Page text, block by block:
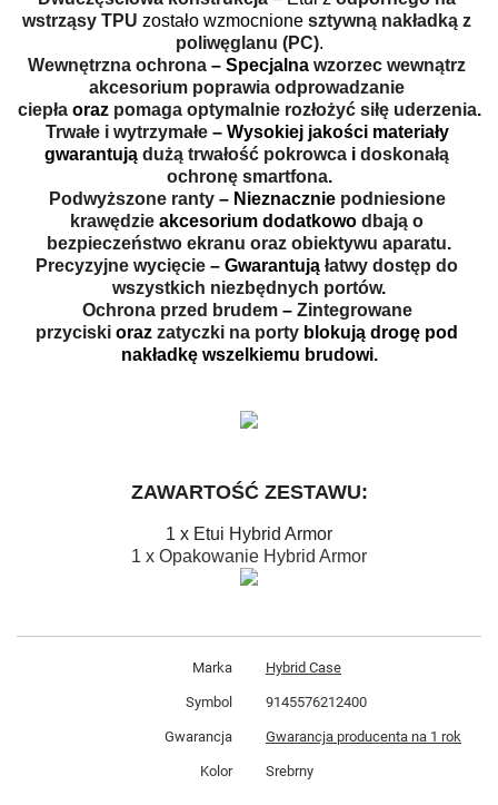
wstrząsy TPU zostało wzmocnione sztywną nakładką z
poliwęglanu (PC).
Wewnętrzna ochrona – Specjalna wzorzec wewnątrz
akcesorium poprawia odprowadzanie
ciepła oraz pomaga optymalnie rozłożyć siłę uderzenia.
Trwałe i wytrzymałe – Wysokiej jakości materiały
gwarantują dużą trwałość pokrowca i doskonałą
ochronę smartfona.
Podwyższone ranty – Nieznacznie podniesione
krawędzie akcesorium dodatkowo dbają o
bezpieczeństwo ekranu oraz obiektywu aparatu.
Precyzyjne wycięcie – Gwarantują łatwy dostęp do
wszystkich niezbędnych portów.
Ochrona przed brudem – Zintegrowane
przyciski oraz zatyczki na porty blokują drogę pod
nakładkę wszelkiemu brudowi.
ZAWARTOŚĆ ZESTAWU:
1 x Etui Hybrid Armor
1 x Opakowanie Hybrid Armor
Marka Hybrid Case
Symbol 9145576212400
Gwarancja Gwarancja producenta na 1 rok
Kolor Srebrny